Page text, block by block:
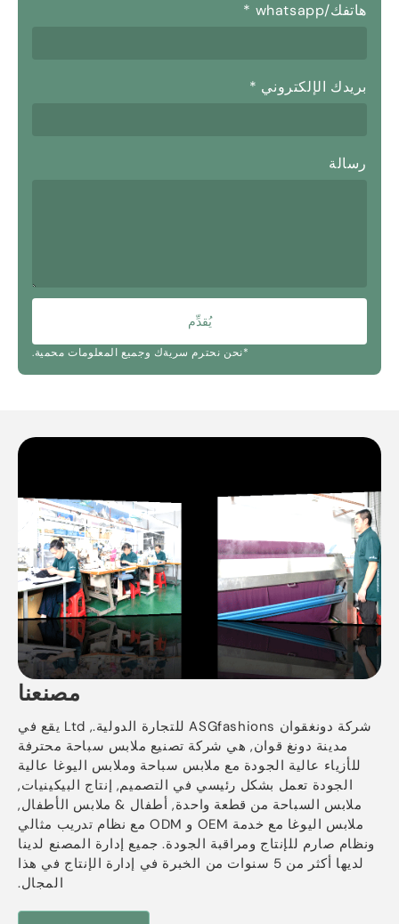
هاتفك/whatsapp *
بريدك الإلكتروني *
رسالة
يُقدِّم
*نحن نحترم سريةك وجميع المعلومات محمية.
مصنعنا
شركة دونغقوان ASGfashions للتجارة الدولية., Ltd يقع في
مدينة دونغ قوان, هي شركة تصنيع ملابس سباحة محترفة
للأزياء عالية الجودة مع ملابس سباحة وملابس اليوغا عالية
الجودة تعمل بشكل رئيسي في التصميم, إنتاج البيكينيات,
ملابس السباحة من قطعة واحدة, أطفال & ملابس الأطفال,
ملابس اليوغا مع خدمة OEM و ODM مع نظام تدريب مثالي
ونظام صارم للإنتاج ومراقبة الجودة. جميع إدارة المصنع لدينا
لديها أكثر من 5 سنوات من الخبرة في إدارة الإنتاج في هذا
المجال.